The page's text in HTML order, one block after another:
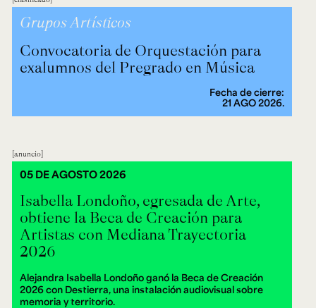
Grupos Artísticos
Convocatoria de Orquestación para
exalumnos del Pregrado en Música
Fecha de cierre:
21 AGO 2026.
anuncio
Isabella Londoño, egresada de Arte,
obtiene la Beca de Creación para
Artistas con Mediana Trayectoria
2026
Alejandra Isabella Londoño ganó la Beca de Creación
2026 con Destierra, una instalación audiovisual sobre
memoria y territorio.
05 DE AGOSTO 2026